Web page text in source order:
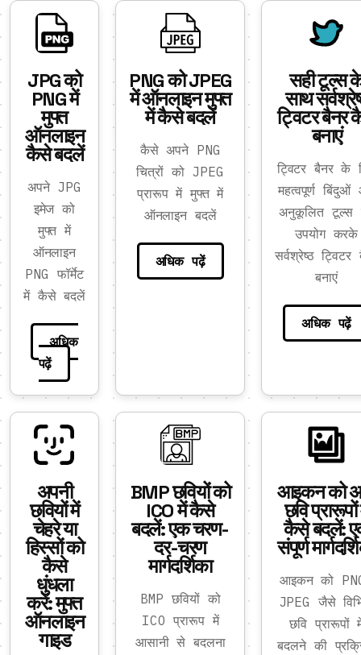
JPG को
PNG में
मुफ्त
ऑनलाइन
कैसे बदलें
अपने JPG
इमेज को
मुफ्त में
ऑनलाइन
PNG फॉर्मेट
में कैसे बदलें
अधिक
पढ़ें
PNG को JPEG
में ऑनलाइन मुफ्त
में कैसे बदलें
कैसे अपने PNG
चित्रों को JPEG
प्रारूप में मुफ्त में
ऑनलाइन बदलें
अधिक पढ़ें
सही टूल्स
साथ
ट्विटर बैनर
बनाएं
ट्विटर बैनर के
महत्वपूर्ण बिंदुओं
अनुकूलित टूल्स
उपयोग करके
सर्वश्रेष्ठ ट्विटर
बनाएं
अधिक पढ़ें
अपनी
छवियों में
चेहरे या
हिस्सों को
कैसे
धुंधला
करें: मुफ्त
ऑनलाइन
गाइड
BMP छवियों को
ICO में कैसे
बदलें: एक चरण-
दर-चरण
मार्गदर्शिका
BMP छवियों को
ICO प्रारूप में
आसानी से बदलना
आइकन को
छवि
कैसे बदलें:
संपूर्ण
आइकन को
JPEG जैसे
छवि प्रारूपों
बदलने की